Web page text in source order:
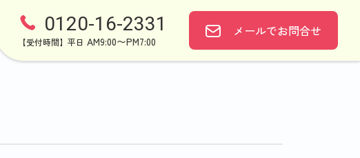
0120-16-2331
【受付時間】平日 AM9:00〜PM7:00
メールでお問合せ